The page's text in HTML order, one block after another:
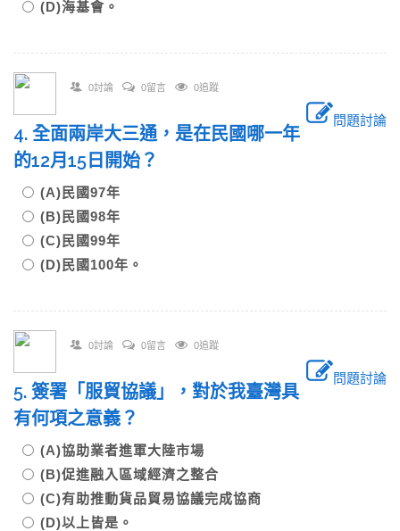
(D)海基會。
0討論 0留言 0追蹤
問題討論
4. 全面兩岸大三通，是在民國哪一年
的12月15日開始？
(A)民國97年
(B)民國98年
(C)民國99年
(D)民國100年。
0討論 0留言 0追蹤
問題討論
5. 簽署「服貿協議」，對於我臺灣具
有何項之意義？
(A)協助業者進軍大陸市場
(B)促進融入區域經濟之整合
(C)有助推動貨品貿易協議完成協商
(D)以上皆是。